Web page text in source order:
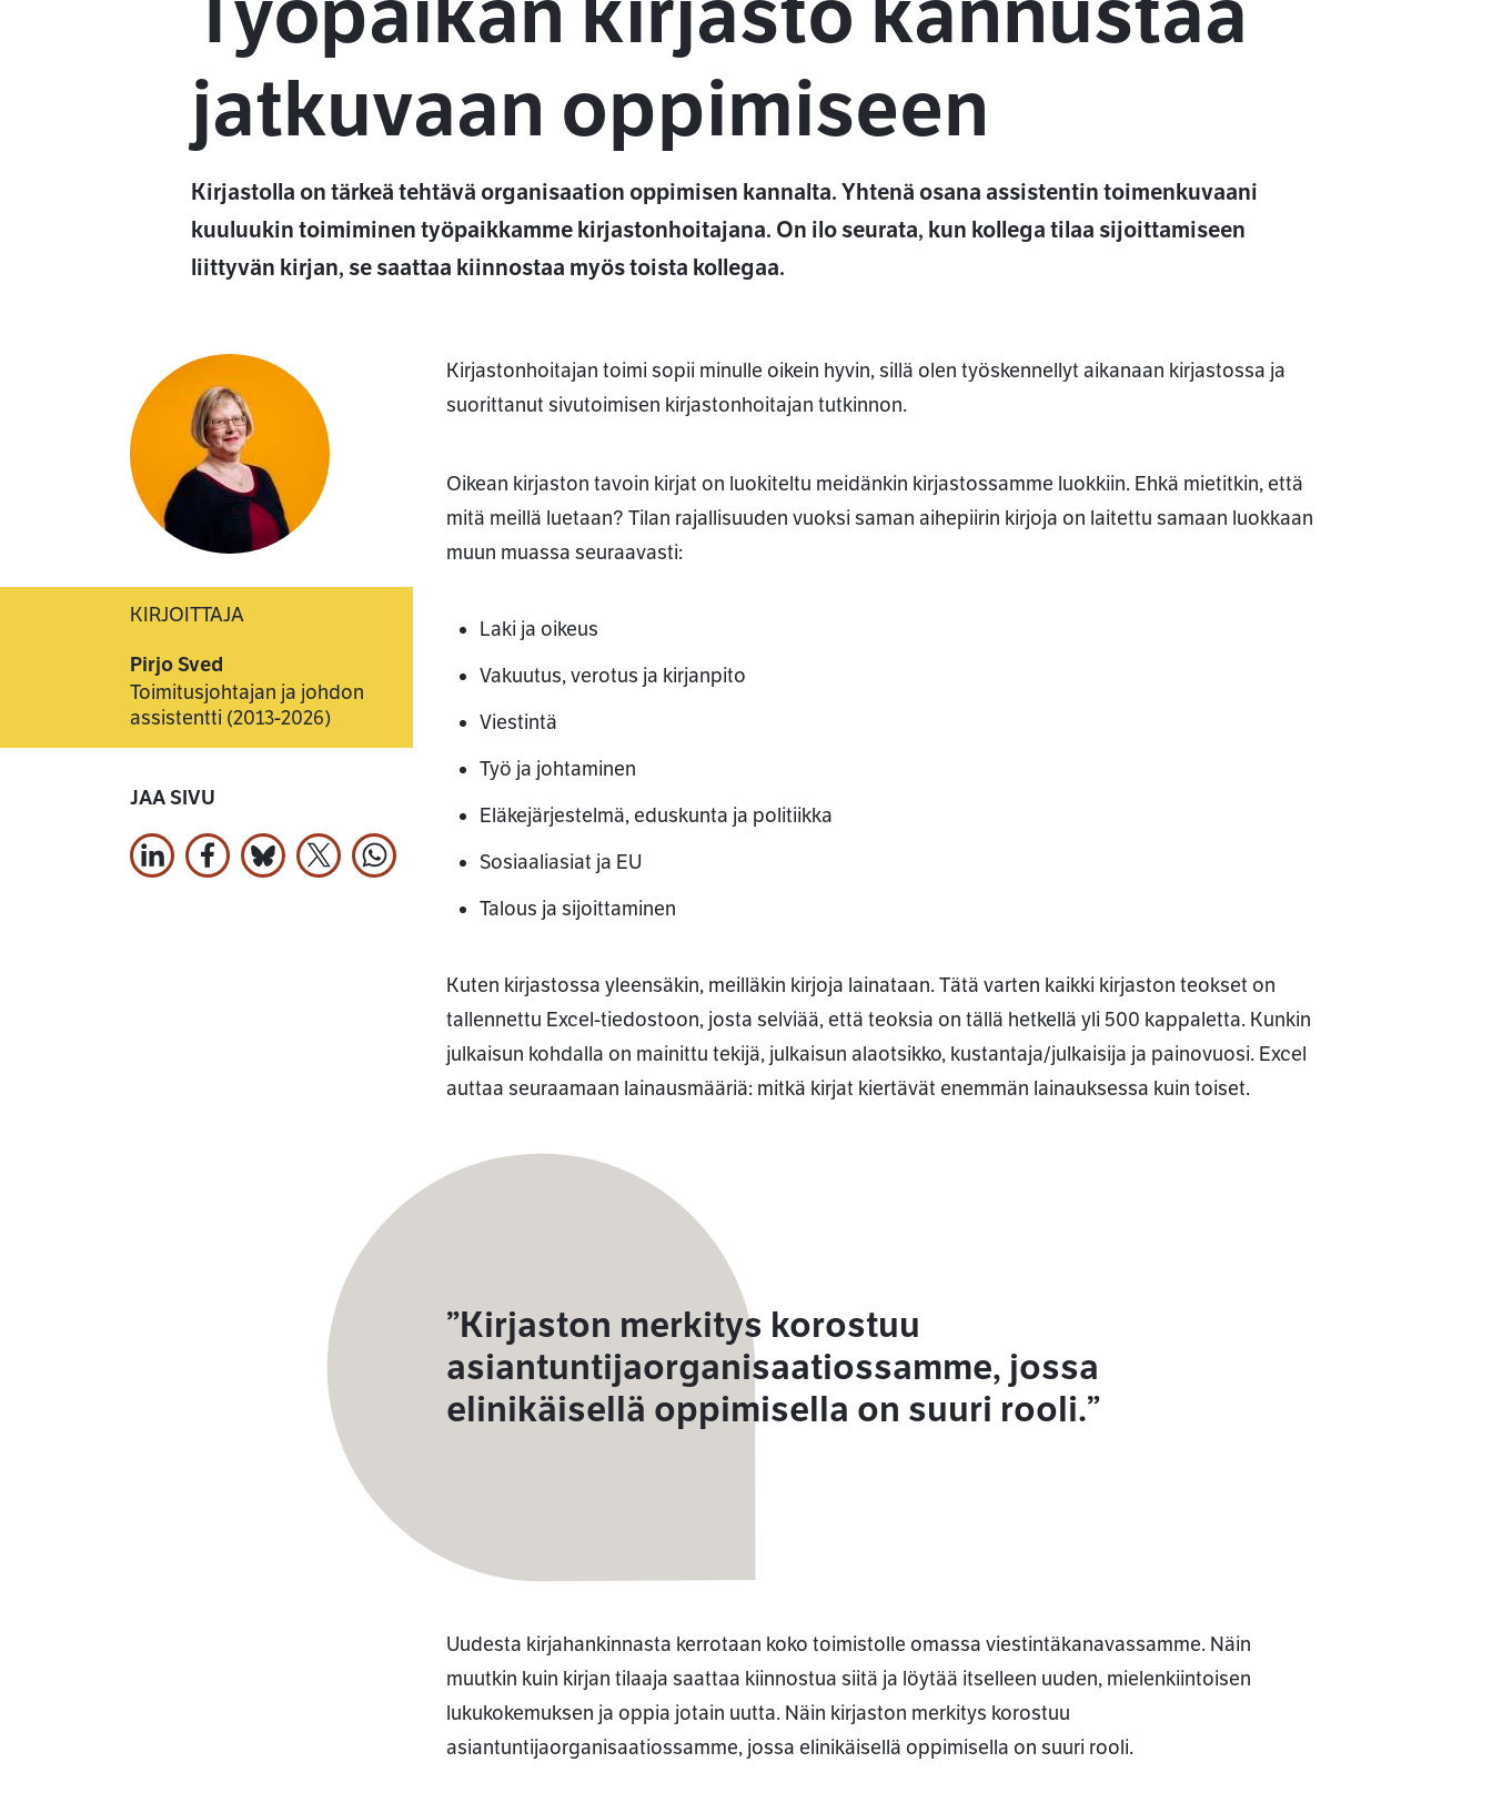
jatkuvaan oppimiseen
Kirjastolla on tärkeä tehtävä organisaation oppimisen kannalta. Yhtenä osana assistentin toimenkuvaani
kuuluukin toimiminen työpaikkamme kirjastonhoitajana. On ilo seurata, kun kollega tilaa sijoittamiseen
liittyvän kirjan, se saattaa kiinnostaa myös toista kollegaa.
Kirjastonhoitajan toimi sopii minulle oikein hyvin, sillä olen työskennellyt aikanaan kirjastossa ja
suorittanut sivutoimisen kirjastonhoitajan tutkinnon.
Oikean kirjaston tavoin kirjat on luokiteltu meidänkin kirjastossamme luokkiin. Ehkä mietitkin, että
mitä meillä luetaan? Tilan rajallisuuden vuoksi saman aihepiirin kirjoja on laitettu samaan luokkaan
muun muassa seuraavasti:
Laki ja oikeus
Vakuutus, verotus ja kirjanpito
Viestintä
Työ ja johtaminen
Eläkejärjestelmä, eduskunta ja politiikka
Sosiaaliasiat ja EU
Talous ja sijoittaminen
Kuten kirjastossa yleensäkin, meilläkin kirjoja lainataan. Tätä varten kaikki kirjaston teokset on
tallennettu Excel-tiedostoon, josta selviää, että teoksia on tällä hetkellä yli 500 kappaletta. Kunkin
julkaisun kohdalla on mainittu tekijä, julkaisun alaotsikko, kustantaja/julkaisija ja painovuosi. Excel
auttaa seuraamaan lainausmääriä: mitkä kirjat kiertävät enemmän lainauksessa kuin toiset.
”Kirjaston merkitys korostuu
asiantuntijaorganisaatiossamme, jossa
elinikäisellä oppimisella on suuri rooli.”
Uudesta kirjahankinnasta kerrotaan koko toimistolle omassa viestintäkanavassamme. Näin
muutkin kuin kirjan tilaaja saattaa kiinnostua siitä ja löytää itselleen uuden, mielenkiintoisen
lukukokemuksen ja oppia jotain uutta. Näin kirjaston merkitys korostuu
asiantuntijaorganisaatiossamme, jossa elinikäisellä oppimisella on suuri rooli.
KIRJOITTAJA
Pirjo Sved
Toimitusjohtajan ja johdon
assistentti (2013-2026)
JAA SIVU
Jaa LinkedInissä
Jaa Facebookissa
Jaa Bluesky:ssa
Jaa X:ssäJaa WhatsApissa